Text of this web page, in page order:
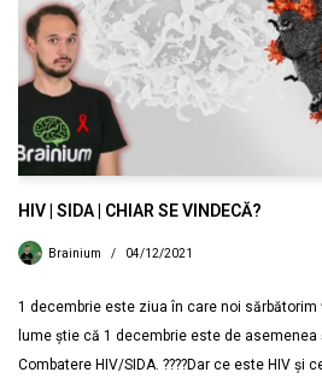
HIV | SIDA | CHIAR SE VINDECĂ?
Brainium 04/12/2021
1 decembrie este ziua în care noi sărbătorim
lume știe că 1 decembrie este de
Combatere HIV/SIDA. ????Dar ce este HIV și